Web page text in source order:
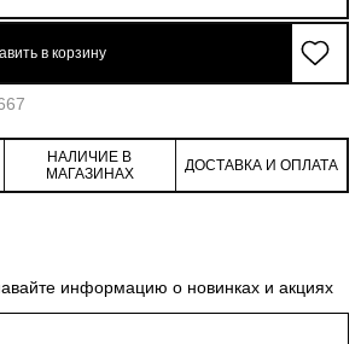
в корзину
Таблица размеров
НАЛИЧИЕ В
МАГАЗИНАХ
ДОСТАВКА И ОПЛАТА
информацию о новинках и акциях